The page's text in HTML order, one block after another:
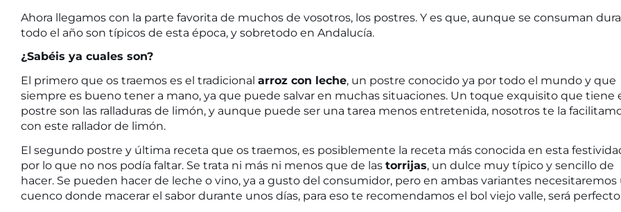
Ahora llegamos con la parte favorita de muchos de vosotros, los postres. Y es que, aunque se consuman
todo el año son típicos de esta época, y sobretodo en Andalucía.
¿Sabéis ya cuales son?
El primero que os traemos es el tradicional arroz con leche, un postre conocido ya por todo el mundo y que
siempre es bueno tener a mano, ya que puede salvar en muchas situaciones. Un toque exquisito que tiene
postre son las ralladuras de limón, y aunque puede ser una tarea menos entretenida, nosotros te la
con este rallador de limón.
El segundo postre y última receta que os traemos, es posiblemente la receta más conocida en esta
por lo que no nos podía faltar. Se trata ni más ni menos que de las torrijas, un dulce muy típico y sencillo de
hacer. Se pueden hacer de leche o vino, ya a gusto del consumidor, pero en ambas variantes necesitaremos
cuenco donde macerar el sabor durante unos días, para eso te recomendamos el bol viejo valle, será